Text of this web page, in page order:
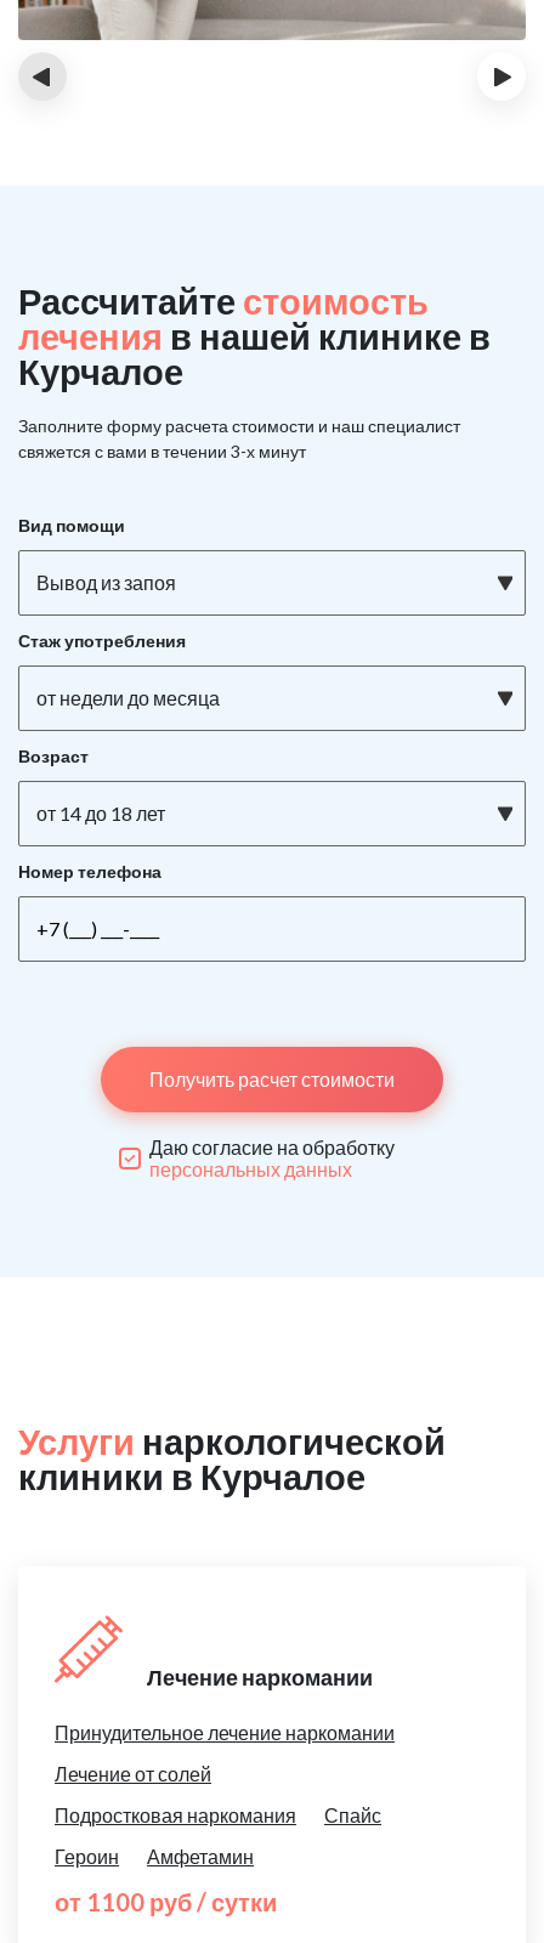
‹ ›
Рассчитайте стоимость
лечения в нашей клинике в
Курчалое
Заполните форму расчета стоимости и нашспециалист
свяжется с вами в течении 3-х минут
Вид помощи
Вывод из запоя
Стаж употребления
от недели до месяца
Возраст
от 14 до 18 лет
Номер телефона
Получить расчет стоимости
Даю согласие на обработку
персональных данных
Услуги наркологической
клиники в Курчалое
Лечение наркомании
Принудительное лечение наркомании
Лечение от солей
Подростковая наркомания
Спайс
Героин
Амфетамин
от 1100 руб / сутки